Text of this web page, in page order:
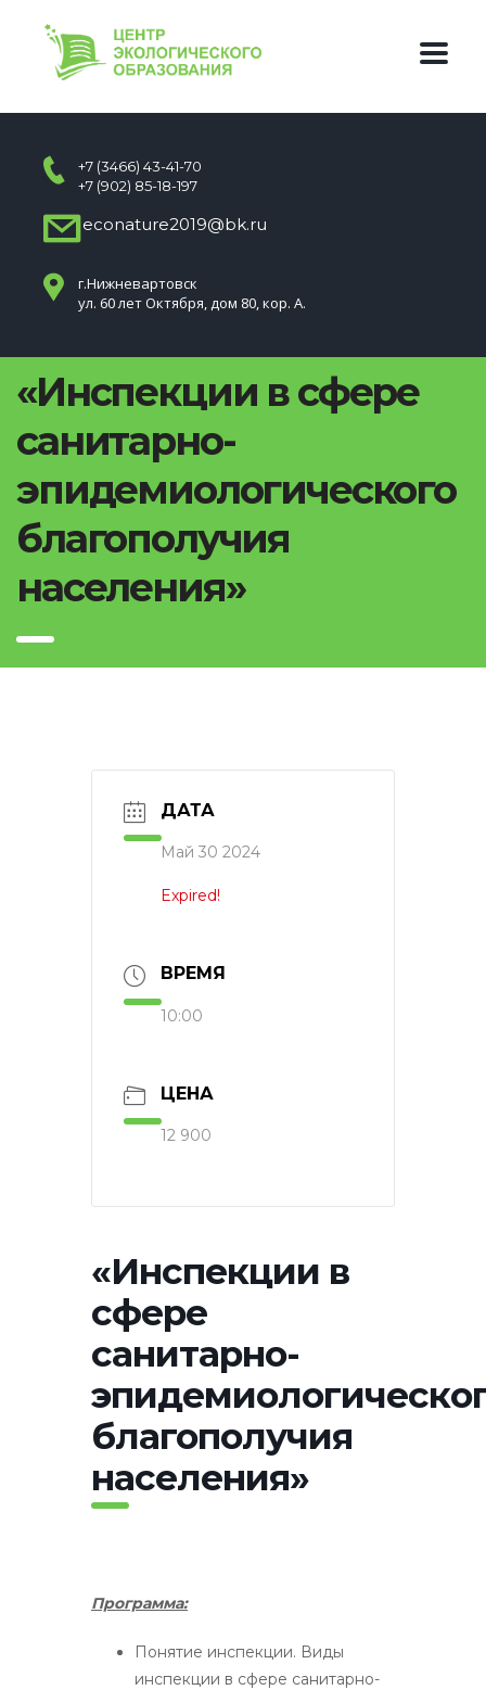
+7 (3466) 43-41-70
+7 (902) 85-18-197
econature2019@bk.ru
г.Нижневартовск
ул. 60 лет Октября, дом 80, кор. А.
«Инспекции в сфере
санитарно-
эпидемиологического
благополучия
населения»
ДАТА
Май 30 2024
Expired!
ВРЕМЯ
10:00
ЦЕНА
12 900
«Инспекции в
сфере
санитарно-
благополучия
населения»
Программа:
Понятие инспекции. Виды
инспекции в сфере санитарно-